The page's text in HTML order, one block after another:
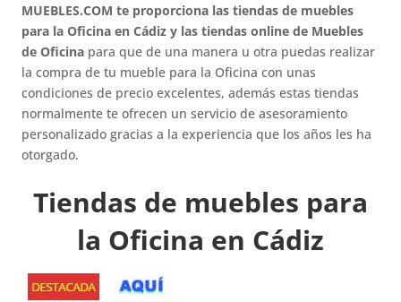
MUEBLES.COM te proporciona las tiendas de muebles
para la Oficina en Cádiz y las tiendas online de Muebles
de Oficina para que de una manera u otra puedas realizar
la compra de tu mueble para la Oficina con unas
condiciones de precio excelentes, además estas tiendas
normalmente te ofrecen un servicio de asesoramiento
personalizado gracias a la experiencia que los años les ha
otorgado.
Tiendas de muebles para
la Oficina en Cádiz